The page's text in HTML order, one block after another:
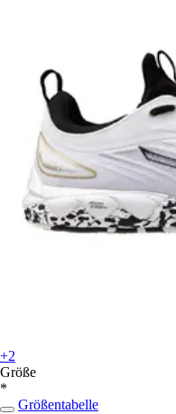
+2
Größe
*
Größentabelle